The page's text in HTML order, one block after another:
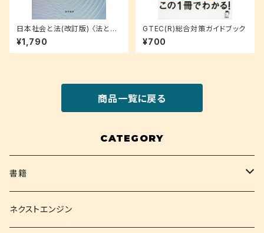
日本社会と法(改訂版) 〈法と社
会〉のトピック分析
¥1,790
GTEC(R)総合対策ガイドブック
¥700
商品一覧に戻る
CATEGORY
書籍
関西大学テキスト
ネクストエンジン